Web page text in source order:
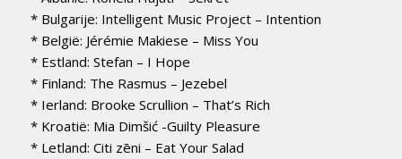
* Bulgarije: Intelligent Music Project – Intention
* België: Jérémie Makiese – Miss You
* Estland: Stefan – I Hope
* Finland: The Rasmus – Jezebel
* Ierland: Brooke Scrullion – That’s Rich
* Kroatië: Mia Dimšić -Guilty Pleasure
* Letland: Citi zēni – Eat Your Salad